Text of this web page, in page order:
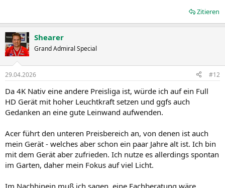
Zitieren
Shearer
Grand Admiral Special
29.04.2026 #12
Da 4K Nativ eine andere Preisliga ist, würde ich auf ein Full
HD Gerät mit hoher Leuchtkraft setzen und ggfs auch
Gedanken an eine gute Leinwand aufwenden.
Acer führt den unteren Preisbereich an, von denen ist auch
mein Gerät - welches aber schon ein paar Jahre alt ist. Ich bin
mit dem Gerät aber zufrieden. Ich nutze es allerdings spontan
im Garten, daher mein Fokus auf viel Licht.
Im Nachhinein muß ich sagen, eine Fachberatung wäre